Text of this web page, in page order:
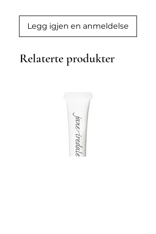
Legg igjen en anmeldelse
Relaterte produkter